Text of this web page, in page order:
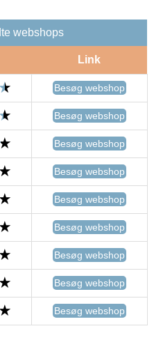
webshops
Link
Besøg webshop
Besøg webshop
Besøg webshop
Besøg webshop
Besøg webshop
Besøg webshop
Besøg webshop
Besøg webshop
Besøg webshop